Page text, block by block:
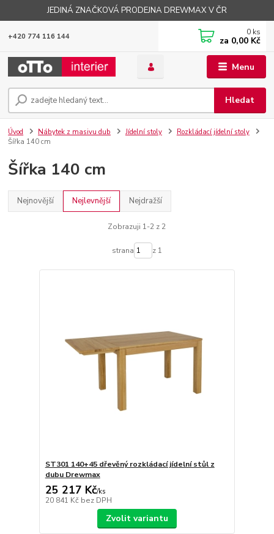
JEDINÁ ZNAČKOVÁ PRODEJNA DREWMAX V ČR
Menu
Hledat
+420 774 116 144 0 ks
za 0,00 Kč
Úvod Nábytek z masivu dub Jídelní stoly
Rozkládací jídelní stoly
Šířka 140 cm
Šířka 140 cm
Nejnovější Nejlevnější Nejdražší
Zobrazuji 1-2 z 2
strana z 1
ST301 140+45 dřevěný rozkládací jídelní stůl z
dubu Drewmax
25 217 Kč/ks
20 841 Kč bez DPH
Zvolit variantu